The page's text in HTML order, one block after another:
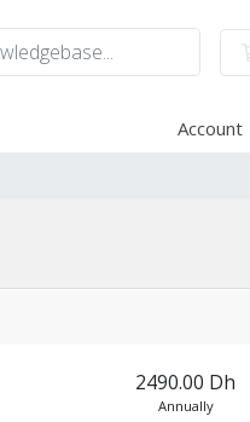
Account
2490.00 Dh
Annually